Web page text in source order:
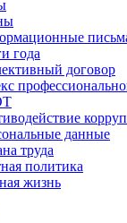
года
договор
данные
труда
политика
жизнь